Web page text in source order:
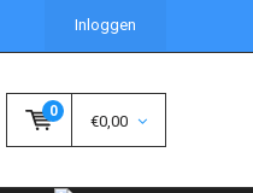
Inloggen
0
€0,00